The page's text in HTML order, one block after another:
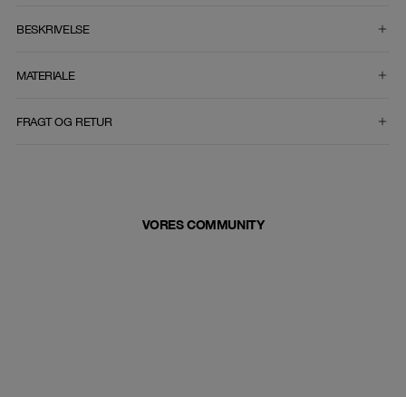
BESKRIVELSE
MATERIALE
FRAGT OG RETUR
VORES COMMUNITY